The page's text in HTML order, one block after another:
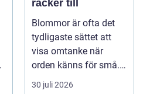
räcker till
Blommor är ofta det
tydligaste sättet att
visa omtanke när
orden känns för små.
Ett genomtänkt
30 juli 2026